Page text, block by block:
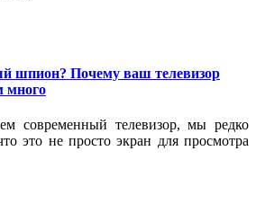
шпион? Почему ваш телевизор
много
современный телевизор, мы редко
это не просто экран для просмотра